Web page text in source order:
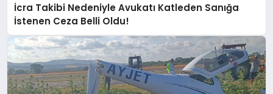
İcra Takibi Nedeniyle Avukatı Katleden Sanığa
İstenen Ceza Belli Oldu!